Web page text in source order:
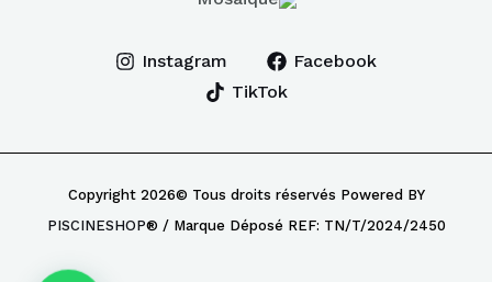
Instagram
Facebook
TikTok
Copyright 2026© Tous droits réservés Powered BY
PISCINESHOP® / Marque Déposé REF: TN/T/2024/2450